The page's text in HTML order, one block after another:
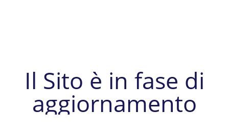
Il Sito è in fase di
aggiornamento